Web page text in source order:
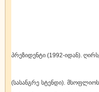
პრეზიდენტი (1992-იდან).
გუბიევა
(სასანგრე სტენდი).